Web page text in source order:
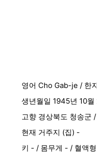
영어 Cho Gab-je / 한
생년월일 1945년 10
고향 경상북도 청송군
현재 거주지 (집) -
키 - / 몸무게 - / 혈액